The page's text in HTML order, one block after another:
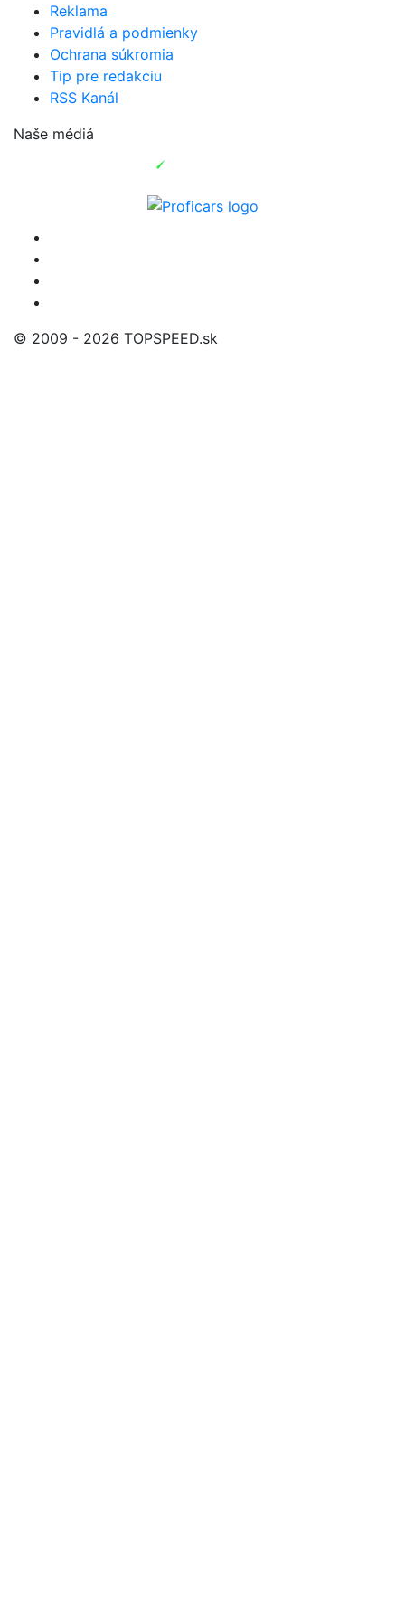
Reklama
Pravidlá a podmienky
Ochrana súkromia
Tip pre redakciu
RSS Kanál
Naše médiá
© 2009 - 2026 TOPSPEED.sk